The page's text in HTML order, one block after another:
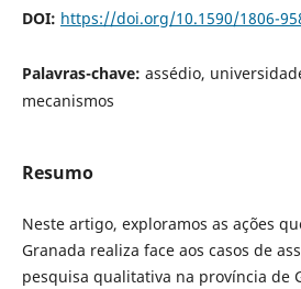
DOI: https://doi.org/10.1590/1806-
Palavras-chave: assédio,
mecanismos
Resumo
Neste artigo, exploramos as ações
Granada realiza face aos casos de
pesquisa qualitativa na província de